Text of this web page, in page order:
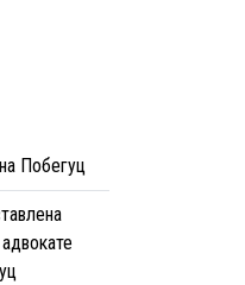
Побегуц